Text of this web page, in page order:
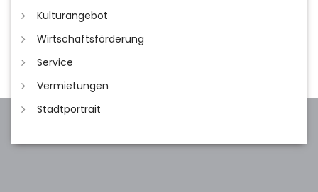
Kulturangebot
Wirtschaftsförderung
Service
Vermietungen
Stadtportrait